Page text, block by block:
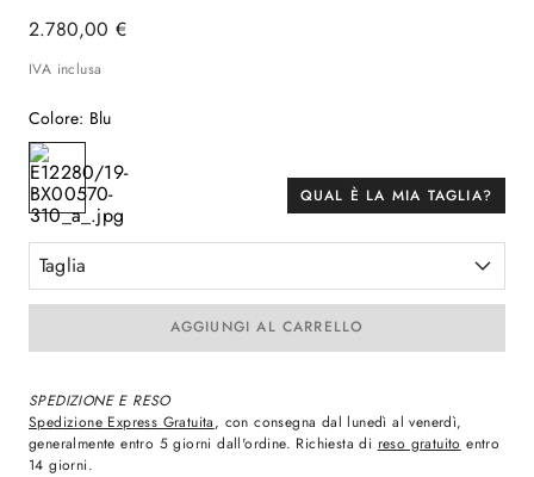
2.780,00 €
IVA inclusa
Colore: Blu
QUAL È LA MIA TAGLIA?
Taglia
AGGIUNGI AL CARRELLO
SPEDIZIONE E RESO
Spedizione Express Gratuita, con consegna dal lunedì al venerdì,
generalmente entro 5 giorni dall'ordine. Richiesta di reso gratuito entro
14 giorni.